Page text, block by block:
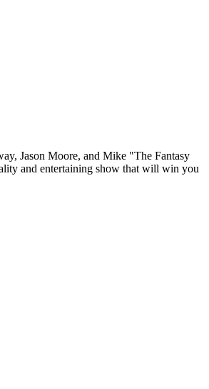
Jason Moore, and Mike "The Fantasy
and entertaining show that will win you